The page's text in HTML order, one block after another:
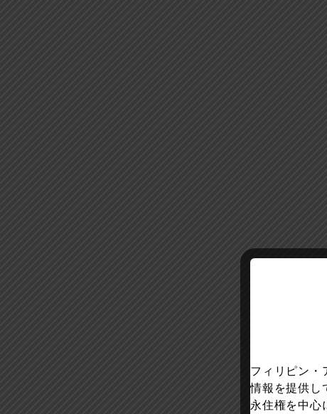
フィリピン・
情報を提供し
永住権を中心